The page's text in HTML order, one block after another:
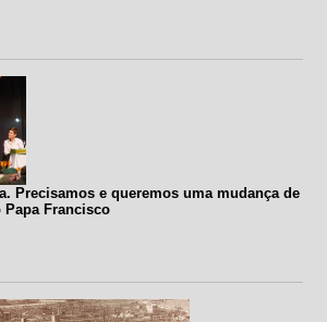
Precisamos e queremos uma mudança de
Francisco